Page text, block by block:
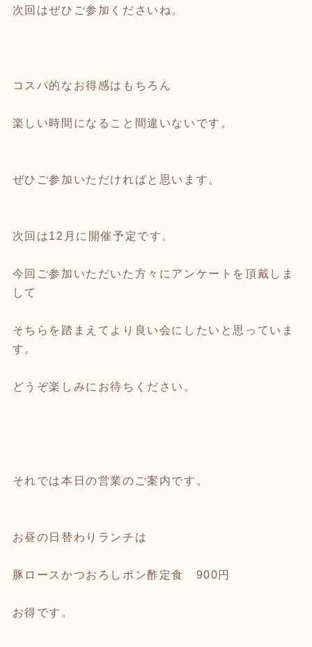
次回はぜひご参加くださいね。
コスパ的なお得感はもちろん
楽しい時間になること間違いないです。
ぜひご参加いただければと思います。
次回は12月に開催予定です。
今回ご参加いただいた方々にアンケートを頂戴しま
して
そちらを踏まえてより良い会にしたいと思っていま
す。
どうぞ楽しみにお待ちください。
それでは本日の営業のご案内です。
お昼の日替わりランチは
豚ロースかつおろしポン酢定食 900円
お得です。